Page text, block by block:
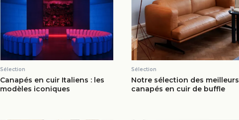
Sélection
Canapés en cuir Italiens : les
modèles iconiques
Sélection
Notre sélection des meilleurs
canapés en cuir de buffle